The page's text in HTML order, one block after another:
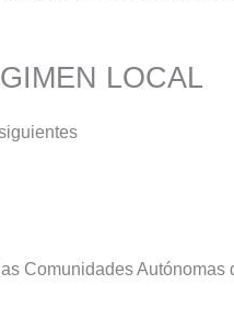
LOCAL
Comunidades Autónomas